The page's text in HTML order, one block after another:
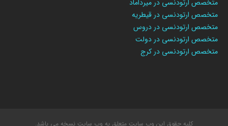
متخصص ارتودنسی در میرداماد
متخصص ارتودنسی در قیطریه
متخصص ارتودنسی در دروس
متخصص ارتودنسی در دولت
متخصص ارتودنسی در کرج
کلیه حقوق این وب سایت متعلق به وب سایت نسخه می باشد.